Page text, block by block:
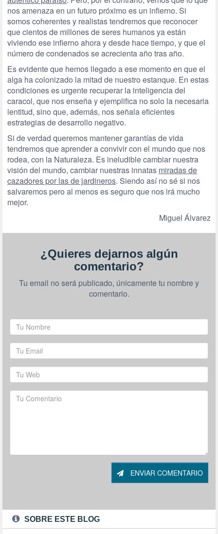
nos amenaza en un futuro próximo es un infierno. Si
somos coherentes y realistas tendremos que reconocer
que cientos de millones de seres humanos ya están
viviendo ese infierno ahora y desde hace tiempo, y que el
número de condenados se acrecienta año tras año.
Es evidente que hemos llegado a ese momento en que el
alga ha colonizado la mitad de nuestro estanque. En estas
condiciones es urgente recuperar la inteligencia del
caracol, que nos enseña y ejemplifica no solo la necesaria
lentitud, sino que, además, nos señala eficientes
estrategias de desarrollo negativo.
Si de verdad queremos mantener garantías de vida
tendremos que aprender a convivir con el mundo que nos
rodea, con la Naturaleza. Es ineludible cambiar nuestra
visión del mundo, cambiar nuestras innatas miradas de
cazadores por las de jardineros. Siendo así no sé si nos
salvaremos pero al menos es seguro que nos irá mucho
mejor.
Miguel Álvarez
¿Quieres dejarnos algún
comentario?
Tu email no será publicado, únicamente tu nombre y
comentario.
ENVIAR COMENTARIO
SOBRE ESTE BLOG